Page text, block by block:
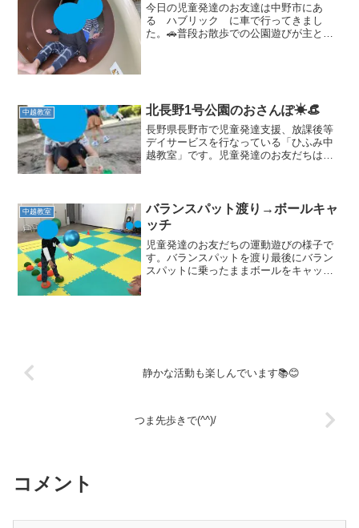
今日の児童発達のお友達は中野市にあ
る ハブリック に車で行ってきまし
た。🚗普段お散歩での公園遊びが主とな
中越教室 北長野1号公園のおさんぽ☀👒
長野県長野市で児童発達支援、放課後等
デイサービスを行なっている「ひふみ中
越教室」です。児童発達のお友だちは北
るってくれるお友だちも...
中越教室
バランスパット渡り→ボールキャ
ッチ
児童発達のお友だちの運動遊びの様子で
す。バランスパットを渡り最後にバラン
スパットに乗ったままボールをキャッチ
静かな活動も楽しんでいます📚😊
つま先歩きで(^^)/
コメント